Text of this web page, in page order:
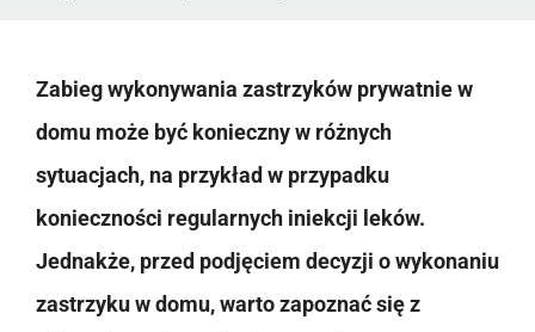
Zabieg wykonywania zastrzyków prywatnie w
domu może być konieczny w różnych
sytuacjach, na przykład w przypadku
konieczności regularnych iniekcji leków.
Jednakże, przed podjęciem decyzji o wykonaniu
zastrzyku w domu, warto zapoznać się z